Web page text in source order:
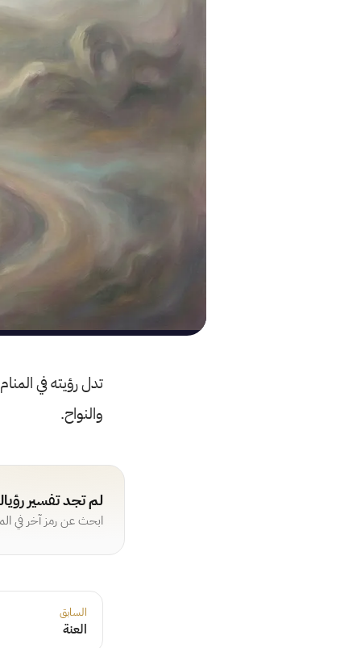
تدل رؤيته في
والنواح.
لم تجد تفسير
ابحث عن رمز آخر في
السابق
العنة